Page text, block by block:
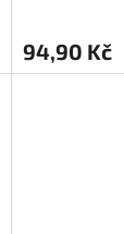
94,90 Kč